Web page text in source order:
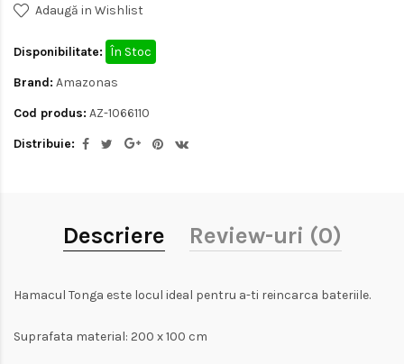
Adaugă in Wishlist
Disponibilitate: În Stoc
Brand: Amazonas
Cod produs: AZ-1066110
Distribuie:
Descriere Review-uri (0)
Hamacul Tonga este locul ideal pentru a-ti reincarca bateriile.
Suprafata material: 200 x 100 cm